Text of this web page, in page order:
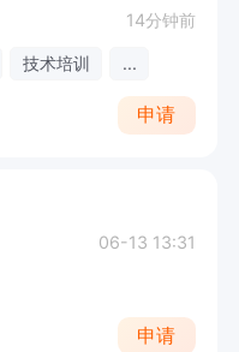
14分钟前
技术培训 ...
申请
06-13 13:31
申请